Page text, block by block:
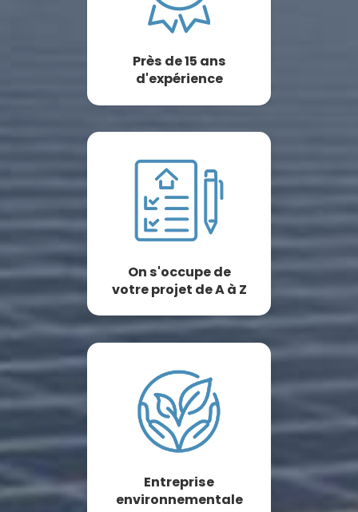
Près de 15 ans
d'expérience
On s'occupe de
votre projet de A à Z
Entreprise
environnementale